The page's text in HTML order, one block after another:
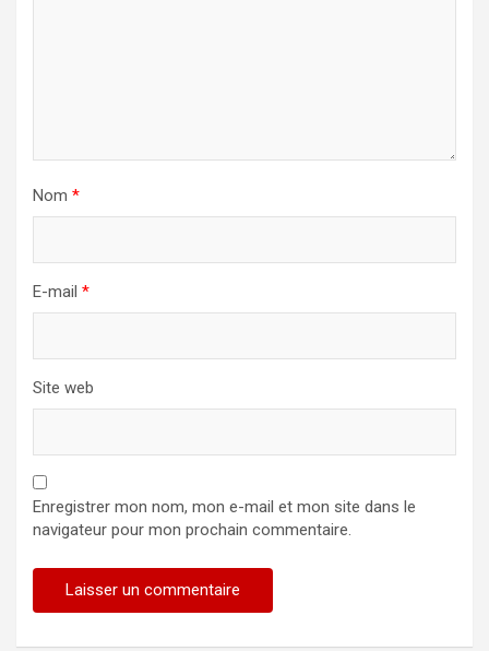
Nom *
E-mail *
Site web
Enregistrer mon nom, mon e-mail et mon site dans le
navigateur pour mon prochain commentaire.